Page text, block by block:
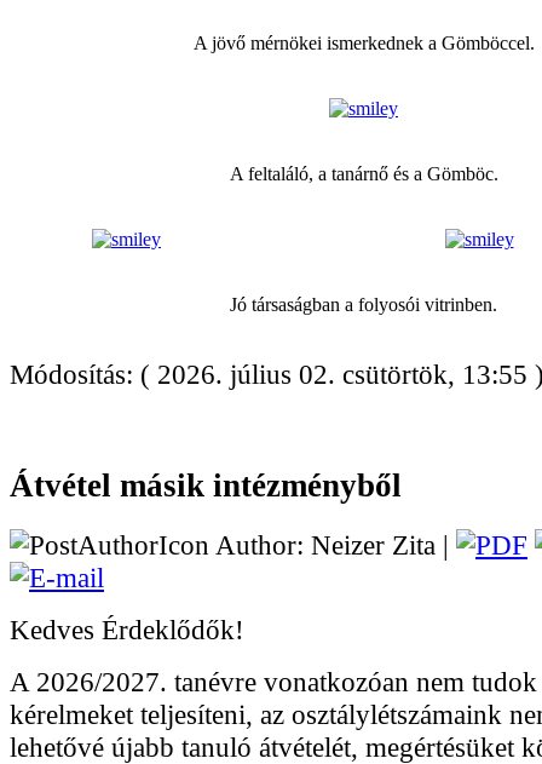
A jövő mérnökei ismerkednek a Gömböccel.
A feltaláló, a tanárnő és a Gömböc.
Jó társaságban a folyosói vitrinben.
Módosítás: ( 2026. július 02. csütörtök, 13:55
Átvétel másik intézményből
Author: Neizer Zita |
Kedves Érdeklődők!
A 2026/2027. tanévre vonatkozóan nem
kérelmeket teljesíteni, az osztálylétszámaink
lehetővé újabb tanuló átvételét, megértésüket